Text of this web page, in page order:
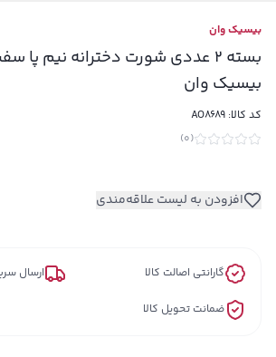
بیسیک وان
بسته 2 عددی شورت دخترانه نیم پا
بیسیک وان
کد کالا: AO8689
(
0
)
افزودن به لیست علاقه‌مندی
گارانتی اصالت کالا ارسال
ضمانت تحویل کالا